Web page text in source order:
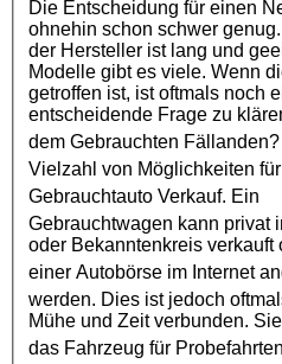
Die Entscheidung für einen
ohnehin schon schwer
der Hersteller ist lang und
Modelle gibt es viele. Wenn
getroffen ist, ist oftmals noch
entscheidende Frage zu klären: Wohin mit
dem Gebrauchten Fällanden
Vielzahl von Möglichkeiten
Gebrauchtauto Verkauf. Ein
Gebrauchtwagen kann privat
oder Bekanntenkreis verkauft
einer Autobörse im Internet
werden. Dies ist jedoch
Mühe und Zeit verbunden.
das Fahrzeug für